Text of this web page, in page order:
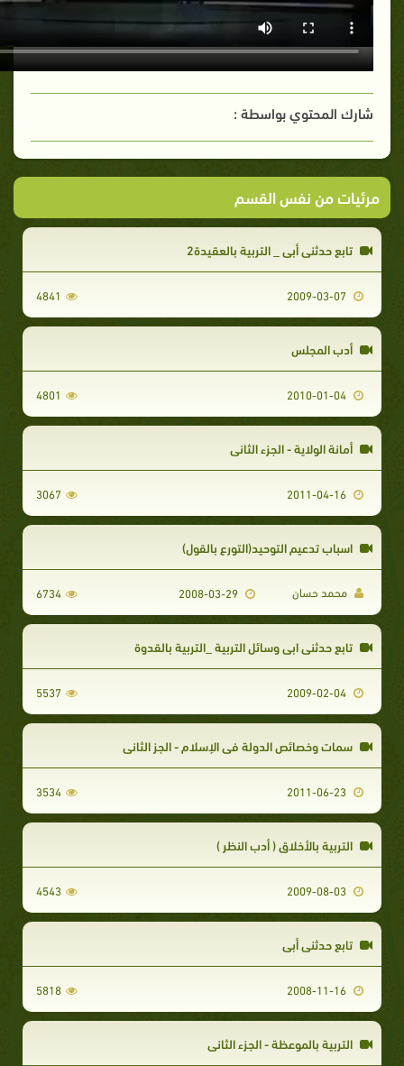
شارك المحتوي بواسطة :
مرئيات من نفس القسم
تابع حدثني أبي _ التربية بالعقيدة2
4841
أدب المجلس
4801
أمانة الولاية - الجزء الثاني
3067
اسباب تدعيم التوحيد(التورع بالقول)
محمد حسان 6734
تابع حدثنى ابى وسائل التربية _التربية بالقدوة
5537
سمات وخصائص الدولة في الإسلام - الجز الثاني
3534
التربية بالأخلاق ( أدب النظر )
4543
تابع حدثنى أبي
5818
التربية بالموعظة - الجزء الثاني